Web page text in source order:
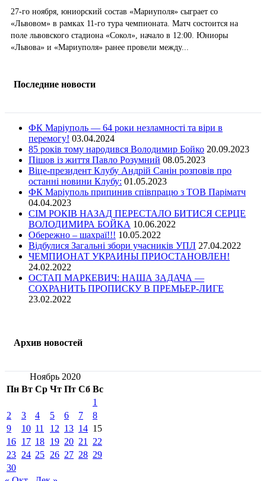
27-го ноября, юниорский состав «Мариуполя» сыграет со
«Львовом» в рамках 11-го тура чемпионата. Матч состоится на
поле львовского стадиона «Сокол», начало в 12:00. Юниоры
«Львова» и «Мариуполя» ранее провели между...
Последние новости
ФК Маріуполь — 64 роки незламності та віри в
перемогу! 03.04.2024
85 років тому народився Володимир Бойко 20.09.2023
Пішов із життя Павло Розумний 08.05.2023
Віце-президент Клубу Андрій Санін розповів про
останні новини Клубу: 01.05.2023
ФК Маріуполь припинив співпрацю з ТОВ Паріматч
04.04.2023
СІМ РОКІВ НАЗАД ПЕРЕСТАЛО БИТИСЯ СЕРЦЕ
ВОЛОДИМИРА БОЙКА 10.06.2022
Обережно – шахраї!!! 10.05.2022
Відбулися Загальні збори учасників УПЛ 27.04.2022
ЧЕМПИОНАТ УКРАИНЫ ПРИОСТАНОВЛЕН!
24.02.2022
ОСТАП МАРКЕВИЧ: НАША ЗАДАЧА —
СОХРАНИТЬ ПРОПИСКУ В ПРЕМЬЕР-ЛИГЕ
23.02.2022
Архив новостей
Ноябрь 2020
Пн Вт Ср Чт Пт Сб Вс
1
2
3 4 5 6 7
8
9
10 11 12 13 14 15
16 17 18 19 20 21
22
23 24 25 26 27 28 29
30